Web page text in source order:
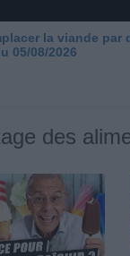
la viande
05/08/2026
des